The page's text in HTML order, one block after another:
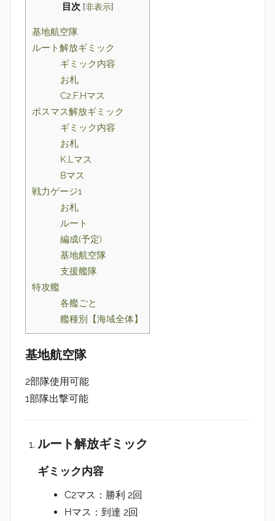
目次 [非表示]
基地航空隊
ルート解放ギミック
ギミック内容
お札
C2,F,Hマス
ボスマス解放ギミック
ギミック内容
お札
K,Lマス
Bマス
戦力ゲージ1
お札
ルート
編成(予定)
基地航空隊
支援艦隊
特攻艦
各艦ごと
艦種別【海域全体】
基地航空隊
2部隊使用可能
1部隊出撃可能
ルート解放ギミック
ギミック内容
C2マス：勝利 2回
Hマス：到達 2回